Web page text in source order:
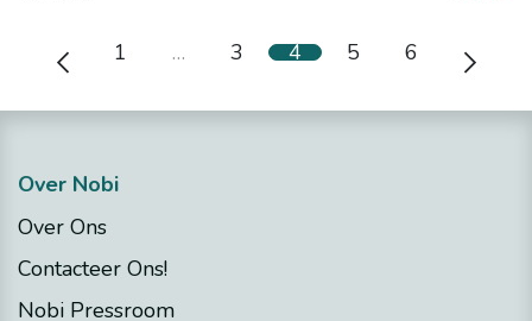
1 … 3 4 5 6
Over Nobi
Over Ons
Contacteer Ons!
Nobi Pressroom